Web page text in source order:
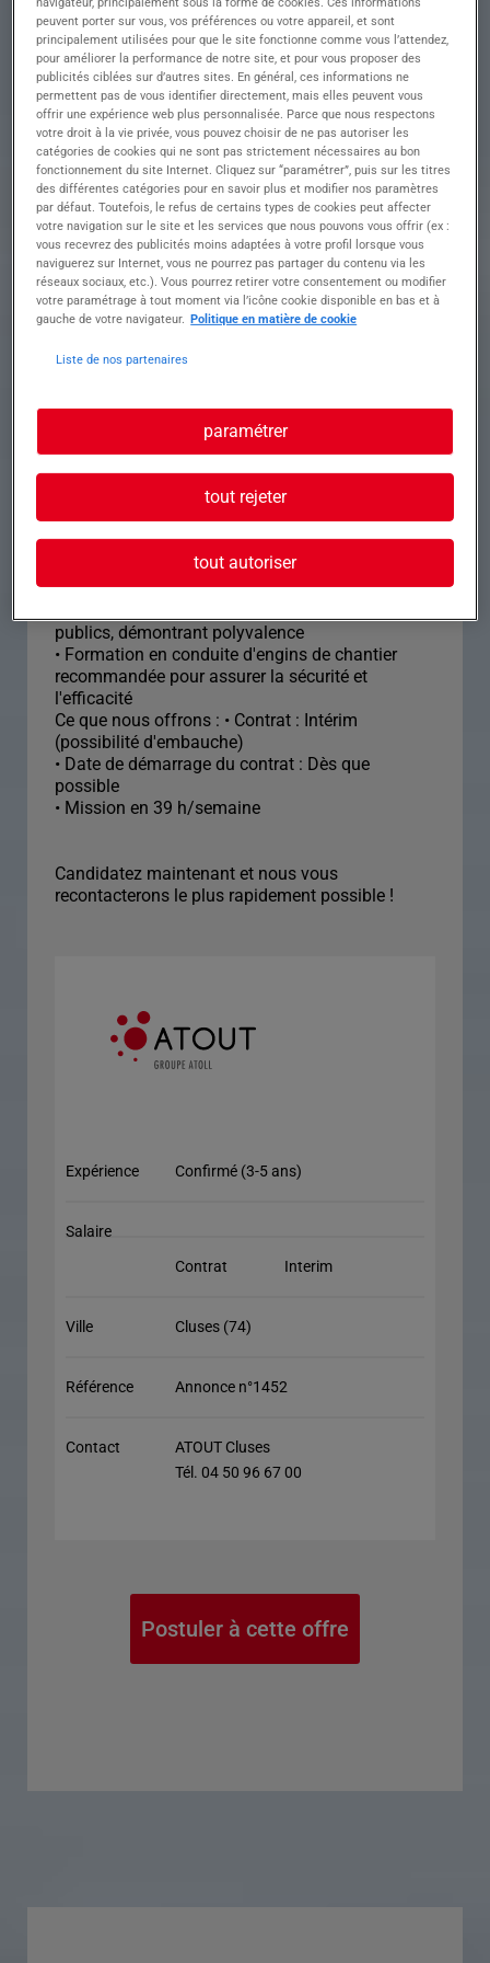
• Effectuer diverses tâches de travaux publics en
complément de l'utilisation d'équipements.
• Collaborer étroitement avec les équipes sur le
terrain pour assurer une exécution fluide et
concertée des projets.
• Assurer la maintenance de base et le bon
fonctionnement des engins de chantier.
• Maintenir les certifications CACES à jour pour
garantir une conduite conforme et sûre des
engins.
Profil recherché
Formation et expérience Nous recherchons un(e)
expérience significative et de compétences en
conduite d'engins et travaux publics.
• Maîtrise de la conduite de pelleteuses avec
• Expérience de 3 à 5 ans dans des fonctions
similaires
• Aptitude à travailler efficacement au sein d'une
équipe
publics, démontrant polyvalence
• Formation en conduite d'engins de chantier
recommandée pour assurer la sécurité et
l'efficacité
Ce que nous offrons : • Contrat : Intérim
(possibilité d'embauche)
• Date de démarrage du contrat : Dès que
possible
• Mission en 39 h/semaine
Candidatez maintenant et nous vous
recontacterons le plus rapidement possible !
Expérience Confirmé (3-5 ans)
Salaire
Contrat
Interim
Ville Cluses (74)
Référence Annonce n°1452
Contact
ATOUT Cluses
Tél. 04 50 96 67 00
Postuler à cette offre
peuvent porter sur vous, vos préférences ou votre appareil, et sont
principalement utilisées pour que le site fonctionne comme vous l’attendez,
pour améliorer la performance de notre site, et pour vous proposer des
publicités ciblées sur d’autres sites. En général, ces informations ne
permettent pas de vous identifier directement, mais elles peuvent vous
offrir une expérience web plus personnalisée. Parce que nous respectons
votre droit à la vie privée, vous pouvez choisir de ne pas autoriser les
catégories de cookies qui ne sont pas strictement nécessaires au bon
fonctionnement du site Internet. Cliquez sur “paramétrer”, puis sur les titres
des différentes catégories pour en savoir plus et modifier nos paramètres
par défaut. Toutefois, le refus de certains types de cookies peut affecter
votre navigation sur le site et les services que nous pouvons vous offrir (ex :
vous recevrez des publicités moins adaptées à votre profil lorsque vous
naviguerez sur Internet, vous ne pourrez pas partager du contenu via les
réseaux sociaux, etc.). Vous pourrez retirer votre consentement ou modifier
votre paramétrage à tout moment via l’icône cookie disponible en bas et à
gauche de votre navigateur. Politique en matière de cookie
Liste de nos partenaires
paramétrer
tout rejeter
tout autoriser